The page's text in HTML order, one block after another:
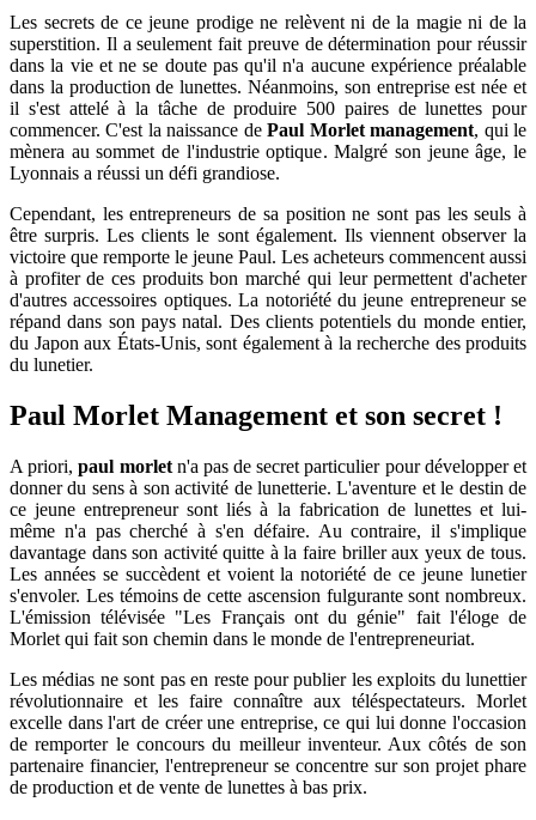
Les secrets de ce jeune prodige ne relèvent ni de la magie ni de la
superstition. Il a seulement fait preuve de détermination pour réussir
dans la vie et ne se doute pas qu'il n'a aucune expérience préalable
dans la production de lunettes. Néanmoins, son entreprise est née et
il s'est attelé à la tâche de produire 500 paires de lunettes pour
commencer. C'est la naissance dePaul Morlet management, qui le
mènera au sommet de l'industrie optique. Malgré son jeune âge, le
Lyonnais a réussi un défi grandiose.
Cependant, les entrepreneurs de sa position ne sont pas les seuls à
être surpris. Les clients le sont également. Ils viennent observer la
victoire que remporte le jeune Paul. Les acheteurs commencent aussi
à profiter de ces produits bon marché qui leur permettent d'acheter
d'autres accessoires optiques. La notoriété du jeune entrepreneur se
répand dans son pays natal. Des clients potentiels du monde entier,
du Japon aux États-Unis, sont également à la recherche des produits
du lunetier.
Paul Morlet Management et son secret !
A priori,paul morletn'a pas de secret particulier pour développer et
donner du sens à son activité de lunetterie. L'aventure et le destin de
ce jeune entrepreneur sont liés à la fabrication de lunettes et lui-
même n'a pas cherché à s'en défaire. Au contraire, il s'implique
davantage dans son activité quitte à la faire briller aux yeux de tous.
Les années se succèdent et voient la notoriété de ce jeune lunetier
s'envoler. Les témoins de cette ascension fulgurante sont nombreux.
L'émission télévisée "Les Français ont du génie" fait l'éloge de
Morlet qui fait son chemin dans le monde de l'entrepreneuriat.
Les médias ne sont pas en reste pour publier les exploits du lunettier
révolutionnaire et les faire connaître aux téléspectateurs. Morlet
excelle dans l'art de créer une entreprise, ce qui lui donne l'occasion
de remporter le concours du meilleur inventeur. Aux côtés de son
partenaire financier, l'entrepreneur se concentre sur son projet phare
de production et de vente de lunettes à bas prix.